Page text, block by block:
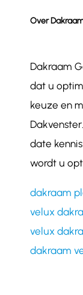
Over
Dakraam
dat u
keuze en
date
wordt u
dakraam
velux
velux
dakraam